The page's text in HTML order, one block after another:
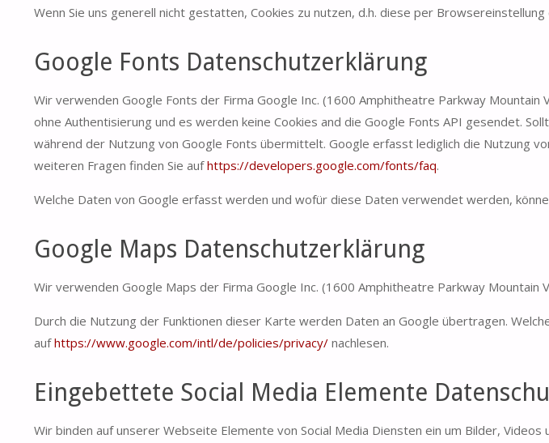
Wenn Sie uns generell nicht gestatten, Cookies zu nutzen, d.h. diese per
Google Fonts Datenschutzerklärung
Wir verwenden Google Fonts der Firma Google Inc. (1600 Amphitheatre Parkway
ohne Authentisierung und es werden keine Cookies and die Google Fonts API gesendet.
während der Nutzung von Google Fonts übermittelt. Google erfasst lediglich die Nutzung
weiteren Fragen finden Sie aufhttps://developers.google.com/fonts/faq.
Welche Daten von Google erfasst werden und wofür diese Daten verwendet werden,
Google Maps Datenschutzerklärung
Wir verwenden Google Maps der Firma Google Inc. (1600 Amphitheatre Parkway Mountain
Durch die Nutzung der Funktionen dieser Karte werden Daten an Google übertragen.
aufhttps://www.google.com/intl/de/policies/privacy/ nachlesen.
Eingebettete Social Media Elemente
Wir binden auf unserer Webseite Elemente von Social Media Diensten ein um Bilder, Videos